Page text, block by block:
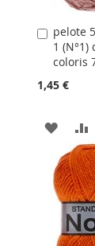
pelote
1 (N°1)
coloris
1,45 €
Ajouter
au
panier
À
LA
LISTE